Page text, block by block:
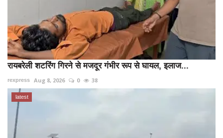
रायबरेली शटरिंग गिरने से मजदूर गंभीर रूप से घायल, इलाज...
rexpress Aug 8, 2026 0 38
latest